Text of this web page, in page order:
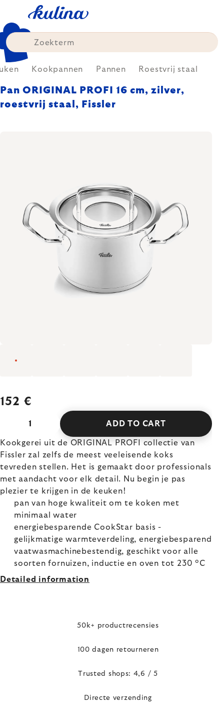
content
Kookpannen Pannen Roestvrij staal
Pan ORIGINAL PROFI 16 cm, zilver,
roestvrij staal, Fissler
152 €
ADD TO CART
Kookgerei uit de ORIGINAL PROFI collectie van
Fissler zal zelfs de meest veeleisende koks
tevreden stellen. Het is gemaakt door professionals
met aandacht voor elk detail. Nu begin je pas
plezier te krijgen in de keuken!
pan van hoge kwaliteit om te koken met
minimaal water
energiebesparende CookStar basis -
gelijkmatige warmteverdeling, energiebesparend
vaatwasmachinebestendig, geschikt voor alle
soorten fornuizen, inductie en oven tot 230 °C
Detailed information
50k+ productrecensies
100 dagen retourneren
Trusted shops: 4,6 / 5
Directe verzending